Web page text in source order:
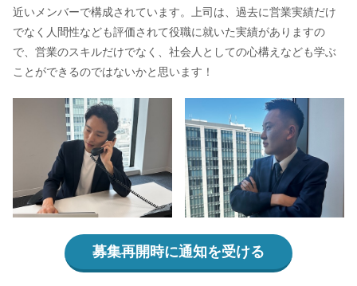
近いメンバーで構成されています。上司は、過去に営業実績だけ
でなく人間性なども評価されて役職に就いた実績がありますの
で、営業のスキルだけでなく、社会人としての心構えなども学ぶ
ことができるのではないかと思います！
募集再開時に通知を受ける